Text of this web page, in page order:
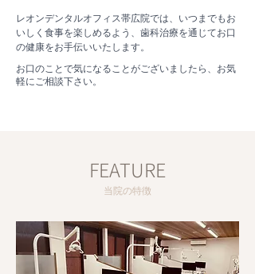
レオンデンタルオフィス帯広院では、いつまでもお
いしく食事を楽しめるよう、歯科治療を通じてお口
の健康をお手伝いいたします。
お口のことで気になることがございましたら、お気
軽にご相談下さい。
FEATURE
当院の特徴